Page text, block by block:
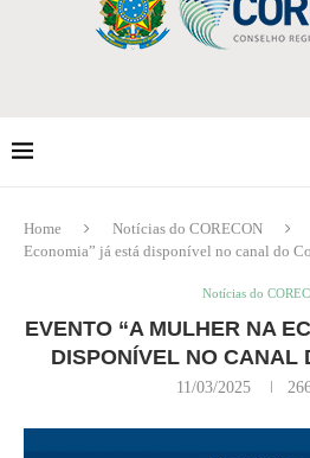
Home Notícias do CORECON
Economia” já está disponível no canal do
Notícias do
EVENTO “A MULHER NA
DISPONÍVEL NO CANAL
11/03/2025